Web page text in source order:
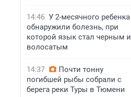
14:46 У 2-месячного ребенка
обнаружили болезнь, при
которой язык стал черным и
волосатым
14:37
Почти тонну
погибшей рыбы собрали с
берега реки Туры в Тюмени